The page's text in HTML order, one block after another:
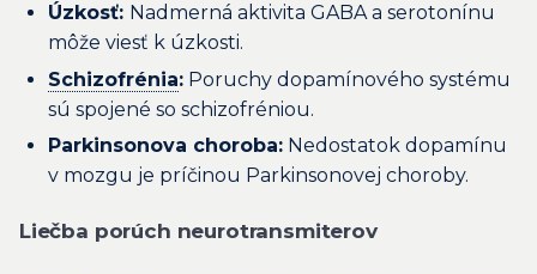
Úzkosť: Nadmerná aktivita GABA a serotonínu
môže viesť k úzkosti.
Schizofrénia: Poruchy dopamínového systému
sú spojené so schizofréniou.
Parkinsonova choroba: Nedostatok dopamínu
v mozgu je príčinou Parkinsonovej choroby.
Liečba porúch neurotransmiterov